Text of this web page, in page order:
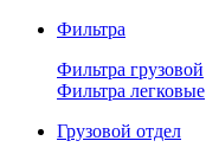
Фильтра
Фильтра грузовой
Фильтра легковые
Грузовой отдел